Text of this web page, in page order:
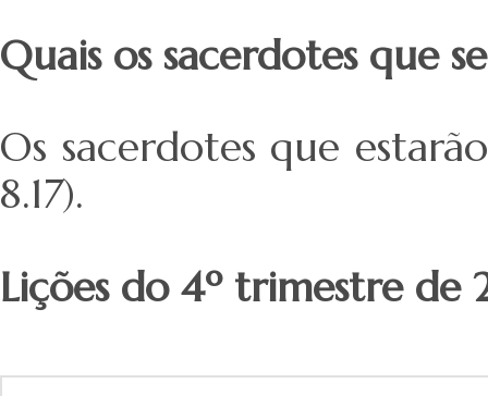
Quais os sacerdotes que
Os sacerdotes que
8.17).
Lições do 4º trimestre de